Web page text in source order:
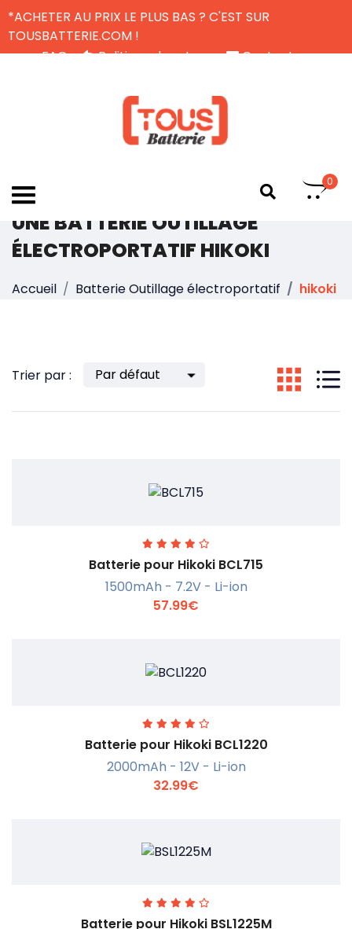
*ACHETER AU PRIX LE PLUS BAS ? C'EST SUR
TOUSBATTERIE.COM !
FAQ
Politique de retour
Contactez-nous
0
UNE BATTERIE OUTILLAGE
ÉLECTROPORTATIF HIKOKI
Accueil Batterie Outillage électroportatif hikoki
Trier par :
En savoir +
Batterie pour Hikoki BCL715
1500mAh - 7.2V - Li-ion
57.99€
En savoir +
Batterie pour Hikoki BCL1220
2000mAh - 12V - Li-ion
32.99€
Batterie pour Hikoki BSL1225M